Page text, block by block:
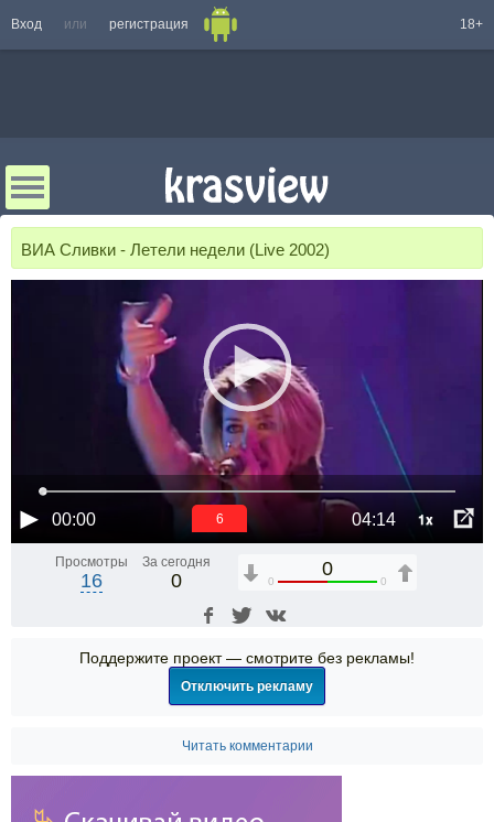
Вход или регистрация 18+
ВИА Сливки - Летели недели (Live 2002)
00:00 04:14 1x
6
Просмотры
16
За сегодня
0
0
0 0
Поддержите проект — смотрите без рекламы!
Отключить рекламу
Читать комментарии